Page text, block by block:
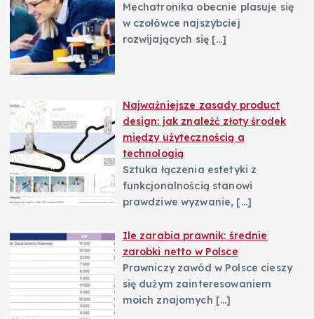
Mechatronika obecnie plasuje się
w czołówce najszybciej
rozwijających się […]
Najważniejsze zasady product
design: jak znaleźć złoty środek
między użytecznością a
technologią
Sztuka łączenia estetyki z
funkcjonalnością stanowi
prawdziwe wyzwanie, […]
Ile zarabia prawnik: średnie
zarobki netto w Polsce
Prawniczy zawód w Polsce cieszy
się dużym zainteresowaniem
moich znajomych […]